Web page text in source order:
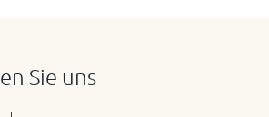
Sie uns